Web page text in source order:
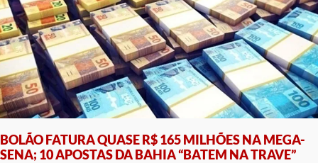
BOLÃO FATURA QUASE R$ 165 MILHÕES NA MEGA-
SENA; 10 APOSTAS DA BAHIA “BATEM NA TRAVE”